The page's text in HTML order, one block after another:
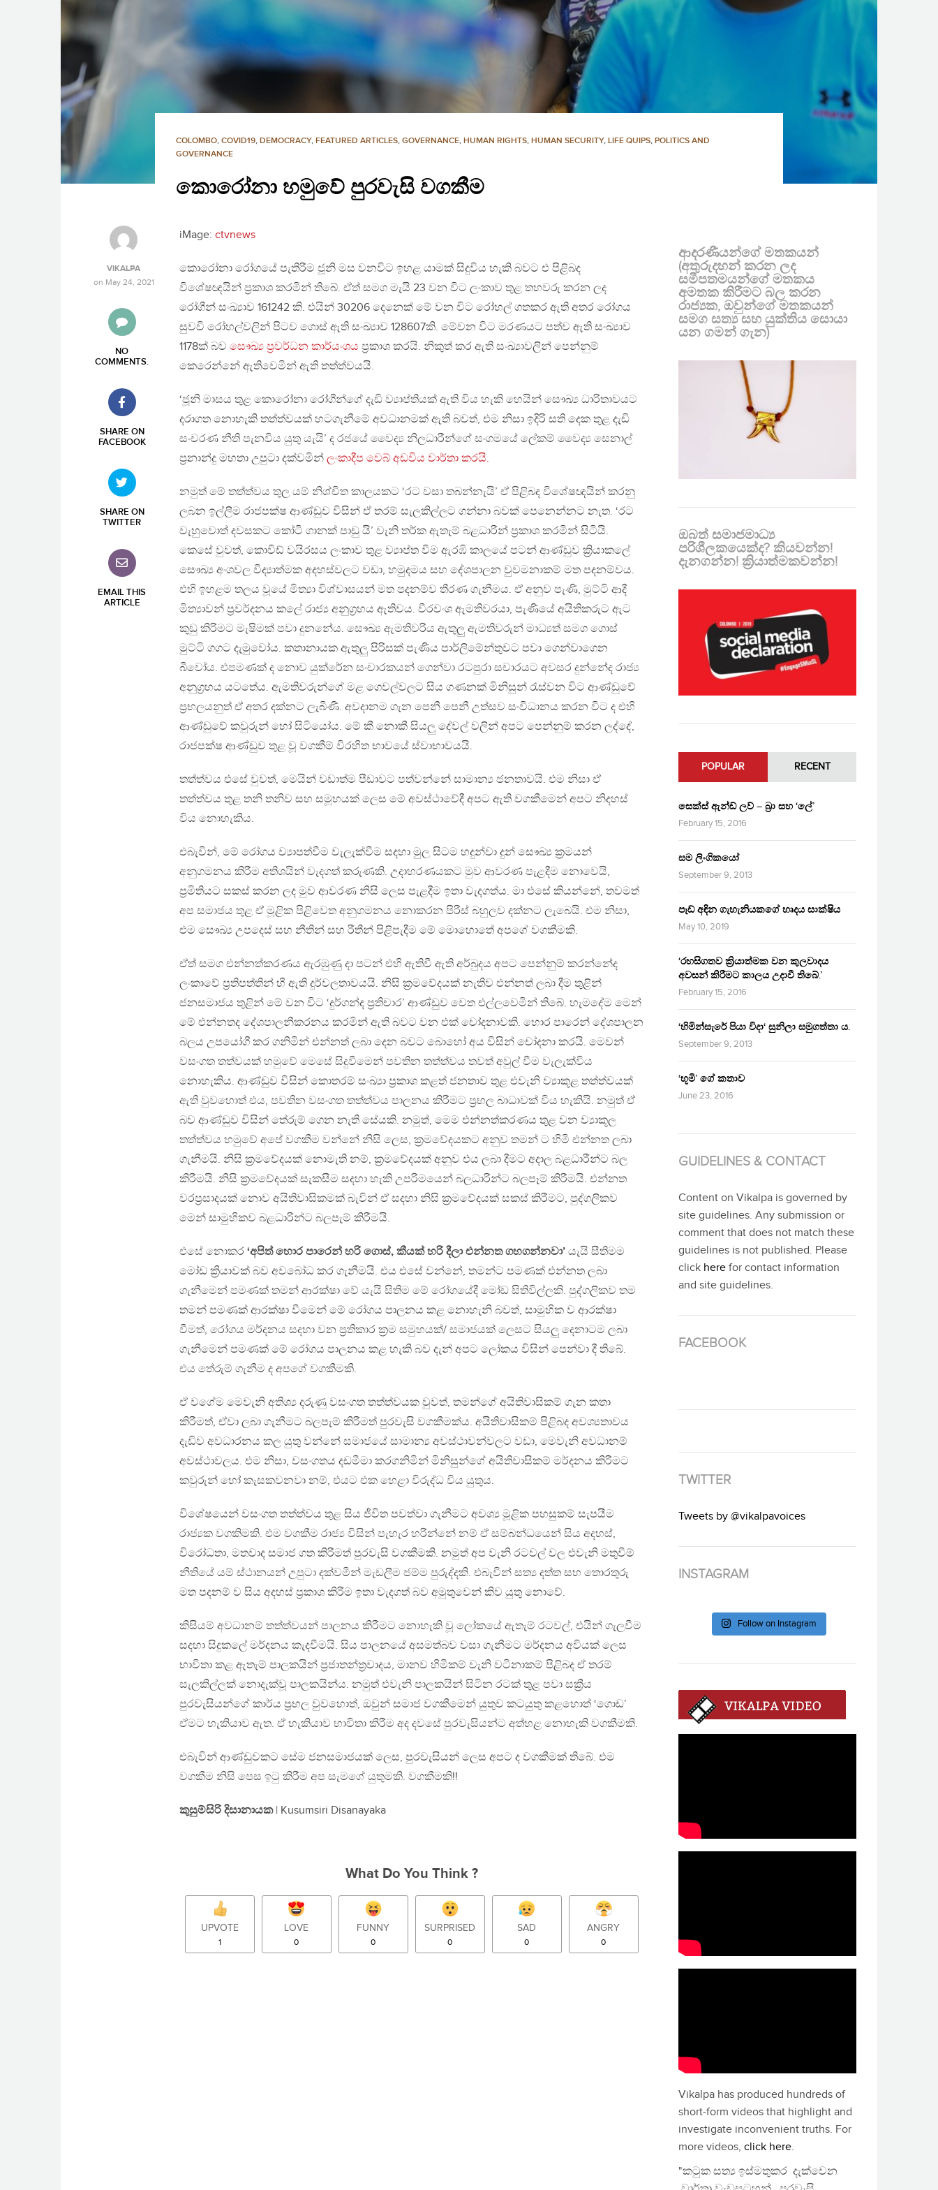
COLOMBO, COVID19, DEMOCRACY, FEATURED ARTICLES, GOVERNANCE, HUMAN RIGHTS, HUMAN SECURITY, LIFE QUIPS, POLITICS AND
GOVERNANCE
කොරෝනා හමුවේ පුරවැසි වගකීම
VIKALPA
on May 24, 2021
NO
COMMENTS.
SHARE ON
FACEBOOK
SHARE ON
TWITTER
EMAIL THIS
ARTICLE
iMage: ctvnews
කොරෝනා රෝගයේ පැතිරීම ජූනි මස වනවිට ඉහළ යාමක් සිදුවිය හැකි බවට එ පිළිබද
විශේෂඥයින් ප්‍රකාශ කරමින් තිබේ. ඒත් සමග මැයි 23 වන විට ලංකාව තුළ තහවරු කරන ලද
රෝගීන් සංඛ්‍යාව 161242 කි. එයින් 30206 දෙනෙක් මේ වන විට රෝහල් ගතකර ඇති අතර රෝගය
සුවවි රෝහල්වලින් පිටව ගොස් ඇති සංඛ්‍යාව 128607කි. මේවන විට මරණයට පත්ව ඇති සංඛ්‍යාව
1178ක් බව සෞඛ්‍ය ප්‍රවර්ධන කාර්යංශය ප්‍රකාශ කරයි. නිකුත් කර ඇති සංඛ්‍යාවලින් පෙන්නුම්
කෙරෙන්නේ ඇතිවෙමින් ඇති තත්ත්වයයි.
‘ජූනි මාසය තුළ කොරෝනා රෝගීන්ගේ දැඩි ව්‍යාප්තියක් ඇති විය හැකි හෙයින් සෞඛ්‍ය ධාරිතාවයට
දරාගත නොහැකි තත්ත්වයක් හටගැනීමේ අවධානමක් ඇති බවත්, එම නිසා ඉදිරි සති දෙක තුළ දැඩි
සංචරණ නීති පැනවිය යුතු යැයි’ ද රජයේ වෛද්‍ය නිලධාරීන්ගේ සංගමයේ ලේකම් වෛද්‍ය සෙනාල්
ප්‍රනාන්දු මහතා උපුටා දක්වමින් ලංකාදීප වෙබ් අඩවිය වාර්තා කරයි.
නමුත් මේ තත්ත්වය තුල යම් නිශ්චිත කාලයකට ‘රට වසා තබන්නැයි’ ඒ පිළිබද විශේෂඥයින් කරනු
ලබන ඉල්ලීම රාජපක්ෂ ආණ්ඩුව විසින් ඒ තරම් සැලකිල්ලට ගන්නා බවක් පෙනෙන්නට නැත. ‘රට
වැහුවොත් දවසකට කෝටි ගානක් පාඩු යි’ වැනි තර්ක ඇතැම් බළධාරින් ප්‍රකාශ කරමින් සිටියි.
කෙසේ වුවත්, කොවිඩ් වයිරසය ලංකාව තුළ ව්‍යාප්ත වීම ඇරඹි කාලයේ පටන් ආණ්ඩුව ක්‍රියාකලේ
සෞඛ්‍ය අංශවල විද්‍යාත්මක අදහස්වලට වඩා, හමුදමය සහ දේශපාලන වුවමනාකම් මත පදනම්වය.
එහි ඉහළම තලය වූයේ මිත්‍යා විශ්වාසයන් මත පදනම්ව තීරණ ගැනීමය. ඒ අනුව පැණි, මුට්ටි ආදී
මිත්‍යාවන් ප්‍රවර්දනය කලේ රාජ්‍ය අනුග්‍රහය ඇතිවය. වීරවංශ ඇමතිවරයා, පැණියේ අයිතිකරුට ඇට
කුඩු කිරිමට මැෂිමක් පවා දුනනේය. සෞඛ්‍ය ඇමතිවරිය ඇතුලු ඇමතිවරුන් මාධ්‍යත් සමග ගොස්
මුට්ටි ගගට දැමුවෝය. කතානායක ඇතුලු පිරිසක් පැණිය පාර්ලිමේන්තුවට පවා ගෙන්වාගෙන
බීවෝය. එපමණක් ද නොව යුක්රේන සංචාරකයන් ගෙන්වා රටපුරා සචාරයට අවසර දුන්නේද රාජ්‍ය
අනුග්‍රහය යටතේය. ඇමතිවරුන්ගේ මළ ගෙවල්වලට සිය ගණනක් මිනිසුන් රැස්වන විට ආණ්ඩුවේ
ප්‍රභලයනුත් ඒ අතර දක්නට ලැබිණි. අවදානම ගැන පෙනී පෙනී උත්සව සංවිධානය කරන විට ද එහි
ආණ්ඩුවේ කවුරුන් හෝ සිටියෝය. මේ කී නොකී සියලු දේවල් වලින් අපට පෙන්නුම් කරන ලද්දේ,
රාජපක්ෂ ආණ්ඩුව තුළ වූ වගකීම් විරහිත භාවයේ ස්වාභාවයයි.
තත්ත්වය එසේ වුවත්, මෙයින් වඩාත්ම පීඩාවට පත්වන්නේ සාමාන්‍ය ජනතාවයි. එම නිසා ඒ
තත්ත්වය තුළ තනි තනිව සහ සමූහයක් ලෙස මේ අවස්ථාවේදී අපට ඇති වගකීමෙන් අපට නිදහස්
විය නොහැකිය.
එබැවින්, මේ රෝගය ව්‍යාපත්වීම වැලැක්වීම සදහා මුල සිටම හදුන්වා දුන් සෞඛ්‍ය ක්‍රමයන්
අනුගමනය කිරීම අතිශයින් වැදගත් කරුණකි. උදාහරණයකට මුව ආවරණ පැළදීම නොවෙයි,
ප්‍රමිතියට සකස් කරන ලද මුව ආවරණ නිසි ලෙස පැළදීම ඉතා වැදගත්ය. මා එසේ කියන්නේ, තවමත්
අප සමාජය තුළ ඒ මූළික පිළිවෙත අනුගමනය නොකරන පිරිස් බහුලව දක්නට ලැබෙයි. එම නිසා,
එම සෞඛ්‍ය උපදෙස් සහ නීතින් සහ රීතීන් පිළිපැදීම මේ මොහොතේ අපගේ වගකීමකි.
ඒත් සමග එන්නත්කරණය ඇරඹුණු දා පටන් එහි ඇතිවී ඇති අර්බුදය අපට පෙන්නුම් කරන්නේද
ලංකාවේ ප්‍රතිපත්තින් හී ඇති දුර්වලතාවයයි. නිසි ක්‍රමවේදයක් නැතිව එන්නත් ලබා දීම තුළින්
ජනසමාජය තුළින් මේ වන විට ‘දුර්ගන්ද ප්‍රතිචාර’ ආණ්ඩුව වෙත එල්ලවෙමින් තිබේ. හැමදේම මෙන්
මේ එන්නතද දේශපාලනීකරනය කරමින් ඇති බවට වන එක් චෝදනාවකි. හොර පාරෙන් දේශපාලන
බලය උපයෝගී කර ගනිමින් එන්නත් ලබා දෙන බවට බොහෝ අය විසින් චෝදනා කරයි. මෙවන්
වසංගත තත්වයක් හමුවේ මෙසේ සිදුවීමෙන් පවතින තත්ත්වය තවත් අවුල් වීම වැලැක්විය
නොහැකිය. ආණ්ඩුව විසින් කොතරම් සංඛ්‍යා ප්‍රකාශ කළත් ජනතාව තුළ එවැනි ව්‍යාකූළ තත්ත්වයක්
ඇති වුවහොත් එය, පවතින වසංගත තත්ත්වය පාලනය කිරීමට ප්‍රභල බාධාවක් විය හැකියි. නමුත් ඒ
බව ආණ්ඩුව විසින් තේරුම් ගෙන නැති සේයකි. නමුත්, මෙම එන්නත්කරණය තුළ වන ව්‍යාකූල
තත්ත්වය හමුවේ අපේ වගකීම වන්නේ නිසි ලෙස, ක්‍රමවේදයකට අනුව තමන් ට හිමි එන්නත ලබා
ගැනීමයි. නිසි ක්‍රමවේදයක් නොමැති නම්, ක්‍රමවේදයක් අනුව එය ලබා දීමට අදාල බළධාරීන්ට බල
කිරීමයි. නිසි ක්‍රමවේදයක් සැකසීම සදහා හැකි උපරිමයෙන් බලධාරින්ට බලපෑම් කිරීමයි. එන්නත
වරප්‍රසාදයක් නොව අයිතිවාසිකමක් බැවින් ඒ සදහා නිසි ක්‍රමවේදයක් සකස් කිරීමට, පුද්ගලිකව
මෙන් සාමුහිකව බළධාරින්ට බලපැම් කිරීමයි.
එසේ නොකර ‘අපිත් හොර පාරෙන් හරි ගොස්, කීයක් හරි දීලා එන්නත ගහගන්නවා’ යැයි සීතිමම
මෝඩ ක්‍රියාවක් බව අවබෝධ කර ගැනීමයි. එය එසේ වන්නේ, තමන්ට පමණක් එන්නත ලබා
ගැනීමෙන් පමණක් තමන් ආරක්ෂා වේ යැයි සිතිම මේ රෝගයේදී මෝඩ සිතිවිල්ලකි. පුද්ගලිකව තම
තමන් පමණක් ආරක්ෂා වීමෙන් මේ රෝගය පාලනය කළ නොහැනි බවත්, සාමුහික ව ආරක්ෂා
වීමත්, රෝගය මර්දනය සදහා වන ප්‍රතිකාර ක්‍රම සමුහයක්/ සමාජයක් ලෙසට සියලු දෙනාටම ලබා
ගැනීමෙන් පමණක් මේ රෝගය පාලනය කළ හැකි බව දැන් අපට ලෝකය විසින් පෙන්වා දී තිබේ.
එය තේරුම් ගැනීම ද අපගේ වගකීමකි.
ඒ වගේම මෙවැනි අතිශ්‍ය දරුණු වසංගත තත්ත්වයක වුවත්, තමන්ගේ අයිතිවාසිකම් ගැන කතා
කිරීමත්, ඒවා ලබා ගැනීමට බලපැම් කිරීමත් පුරවැසි වගකීමක්ය. අයිතිවාසිකම් පිළිබද අවශ්‍යතාවය
දැඩිව අවධාරනය කල යුතු වන්නේ සමාජයේ සාමාන්‍ය අවස්ථාවන්වලට වඩා, මෙවැනි අවධානම්
අවස්ථාවලය. එම නිසා, වසංගතය දඩමීමා කරගනිමින් මිනිසුන්ගේ අයිතිවාසිකම් මර්දනය කිරීමට
කවුරුන් හෝ කැසකවනවා නම්, එයට එක හෙළා විරුද්ධ විය යුතුය.
විශේෂයෙන් වසංගත තත්ත්වය තුළ සිය ජීවිත පවත්වා ගැනීමට අවශ්‍ය මූළික පහසුකම් සැපයීම
රාජ්‍යක වගකිමකි. එම වගකීම රාජ්‍ය විසින් පැහැර හරින්නේ නම් ඒ සම්බන්ධයෙන් සිය අදහස්,
විරෝධතා, මතවාද සමාජ ගත කිරීමත් පුරවැසි වගකීමකි. නමුත් අප වැනි රටවල් වල එවැනි මතුවීම්
නීතියේ යම් ස්ථානයන් උපුටා දක්වමින් මැඩලීම ජම්ම පුරුද්දකි. එබැවින් සත්‍ය දත්ත සහ තොරතුරු
මත පදනම් ව සිය අදහස් ප්‍රකාශ කිරීම ඉතා වැදගත් බව අමුතුවෙන් කිව යුතු නොවේ.
කිසියම් අවධානම් තත්ත්වයන් පාලනය කිරීමට නොහැකි වූ ලෝකයේ ඇතැම් රටවල්, එයින් ගැලවීම
සදහා සිදුකලේ මර්දනය කැදවීමයි. සිය පාලනයේ අසමත්බව වසා ගැනීමට මර්දනය අවියක් ලෙස
භාවිතා කළ ඇතැම් පාලකයින් ප්‍රජාතන්ත්‍රවාදය, මානව හිමිකම් වැනි වටිනාකම් පිළිබද ඒ තරම්
සැලකිල්ලක් නොදැක්වූ පාලකයින්ය. නමුත් එවැනි පාලකයින් සිටින රටක් තුළ පවා සක්‍රීය
පුරවැසියන්ගේ කාර්ය ප්‍රභල වුවහොත්, ඔවුන් සමාජ වගකීමෙන් යුතුව කටයුතු කළහොත් ‘ගොඩ’
ඒමට හැකියාව ඇත. ඒ හැකියාව භාවිතා කිරීම අද දවසේ පුරවැසියන්ට අත්හළ නොහැකි වගකීමකි.
එබැවින් ආණ්ඩුවකට සේම ජනසමාජයක් ලෙස, පුරවැසියන් ලෙස අපට ද වගකීමක් තිබේ. එම
වගකීම නිසි පෙස ඉටු කිරීම අප සැමගේ යුතුමකි. වගකීමකි!!
කුසුම්සිරි දිසානායක | Kusumsiri Disanayaka
What Do You Think ?
UPVOTE
1
LOVE
0
FUNNY
0
SURPRISED
0
SAD
0
ANGRY
0
ආදරණීයන්ගේ මතකයන්
(අතුරුදහන් කරන ලද
සමීපතමයන්ගේ මතකය
අමතක කිරීමට බල කරන
රාජ්‍යක, ඔවුන්ගේ මතකයන්
සමග සත්‍ය සහ යුක්තිය සොයා
යන ගමන් ගැන)
ඔබත් සමාජමාධ්‍ය
පරිශීලකයෙක්ද? කියවන්න!
දැනගන්න! ක්‍රියාත්මකවන්න!
POPULAR RECENT
සෙක්ස් ඇන්ඩ් ලව් – බ්‍රා සහ ‘ලේ’
February 15, 2016
සම ලිංගිකයෝ
September 9, 2013
පෑඩ් අඳින ගැහැනියකගේ හෘදය සාක්ෂිය
May 10, 2019
‘රහසිගතව ක්‍රියාත්මක වන කුලවාදය
අවසන් කිරීමට කාලය උදාවී තිබේ.’
February 15, 2016
‘හිමින්සැරේ පියා විදා‘ සුනිලා සමුගත්තා ය.
September 9, 2013
‘භූමි’ ගේ කතාව
June 23, 2016
GUIDELINES & CONTACT
Content on Vikalpa is governed by
site guidelines. Any submission or
comment that does not match these
guidelines is not published. Please
click here for contact information
and site guidelines.
FACEBOOK
TWITTER
Tweets by @vikalpavoices
INSTAGRAM
Follow on Instagram
Vikalpa has produced hundreds of
short-form videos that highlight and
investigate inconvenient truths. For
more videos, click here.
"කටුක සත්‍ය ඉස්මතුකර දැක්වෙන